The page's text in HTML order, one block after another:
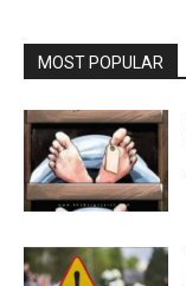
MOST POPULAR